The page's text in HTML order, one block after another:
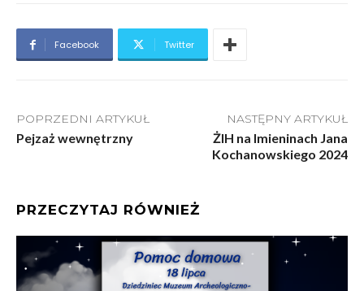
Facebook Twitter
POPRZEDNI ARTYKUŁ
Pejzaż wewnętrzny
NASTĘPNY ARTYKUŁ
ŻIH na Imieninach Jana
Kochanowskiego 2024
PRZECZYTAJ RÓWNIEŻ